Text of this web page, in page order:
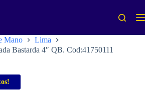
Mano
Lima
Bastarda 4″ QB. Cod:41750111